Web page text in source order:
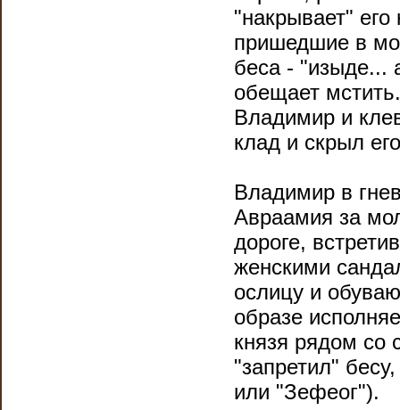
"накрывает"
пришедшие в
беса - "изыде...
обещает
Владимир и
клад и скрыл
Владимир в
Авраамия за
дороге,
женскими
ослицу и
образе
князя рядом со
"запретил"
или "Зефеог").